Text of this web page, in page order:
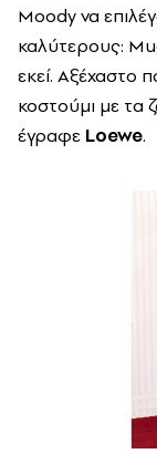
Moody να
καλύτερους:
εκεί. Αξέχαστο
κοστούμι με τα
έγραφε Loewe.